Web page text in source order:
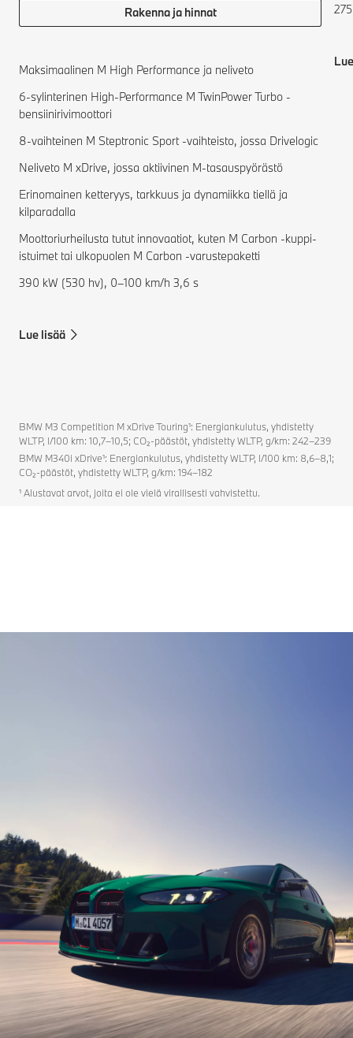
Rakenna ja hinnat
Maksimaalinen M High Performance ja neliveto
6-sylinterinen High-Performance M TwinPower Turbo -
bensiinirivimoottori
8-vaihteinen M Steptronic Sport -vaihteisto, jossa Drivelogic
Neliveto M xDrive, jossa aktiivinen M-tasauspyörästö
Erinomainen ketteryys, tarkkuus ja dynamiikka tiellä ja
kilparadalla
Moottoriurheilusta tutut innovaatiot, kuten M Carbon -kuppi-
istuimet tai ulkopuolen M Carbon -varustepaketti
390 kW (530 hv), 0–100 km/h 3,6 s
Lue lisää
BMW M3 Competition M xDrive Touring¹: Energiankulutus, yhdistetty
WLTP, l/100 km: 10,7–10,5; CO₂-päästöt, yhdistetty WLTP, g/km: 242–239
BMW M340i xDrive¹: Energiankulutus, yhdistetty WLTP, l/100 km: 8,6–8,1;
CO₂-päästöt, yhdistetty WLTP, g/km: 194–182
¹ Alustavat arvot, joita ei ole vielä virallisesti vahvistettu.